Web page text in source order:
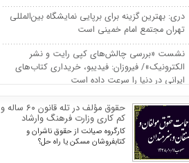
دری: بهترین گزینه برای برپایی نمایشگاه بین‌المللی
تهران مجتمع امام خمینی است
نشست «بررسی چالش‌های کپی رایت و نشر
الکترونیک»/ فیروزان: فیدیبو، خریداری کتاب‌های
ایرانی در دنیا را سرعت داده است
معرفی کتب عاشورایی/ «عاشورا پژوهی»/محمد
صحتی سردرودی
یا شمس الشموس/سزد که بر سر خورشید سایه
اندازیم کنون که سایه ی شمس الشموس بر سر
حقوق مؤلف در تله قانون ۶۰ ساله و
کم کاری وزارت فرهنگ وارشاد
اسلامی
کارگروه صیانت از حقوق ناشران و
کتابفروشان مسکن یا راه حل؟